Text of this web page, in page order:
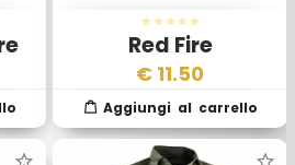
Red Fire
€ 11.50